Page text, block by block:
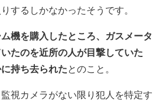
するしかなかったそうです。
機を購入したところ、ガスメータ
たのを近所の人が目撃していた
持ち去られたとのこと。
視カメラがない限り犯人を特定す